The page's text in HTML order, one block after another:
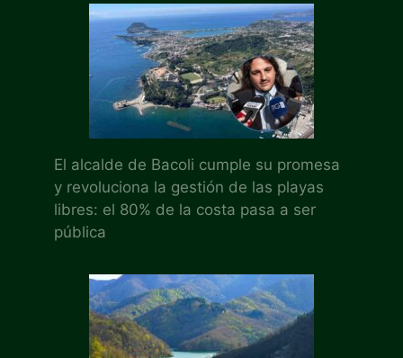
El alcalde de Bacoli cumple su promesa
y revoluciona la gestión de las playas
libres: el 80% de la costa pasa a ser
pública